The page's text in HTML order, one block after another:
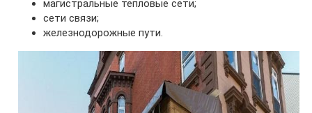
магистральные тепловые сети;
сети связи;
железнодорожные пути.